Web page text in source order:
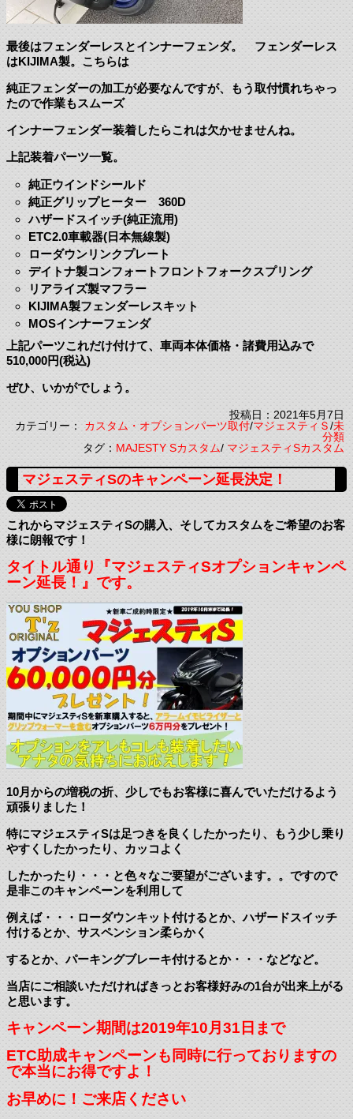
最後はフェンダーレスとインナーフェンダ。 フェンダーレス
はKIJIMA製。こちらは
純正フェンダーの加工が必要なんですが、もう取付慣れちゃっ
たので作業もスムーズ
インナーフェンダー装着したらこれは欠かせませんね。
上記装着パーツ一覧。
純正ウインドシールド
純正グリップヒーター 360D
ハザードスイッチ(純正流用)
ETC2.0車載器(日本無線製)
ローダウンリンクプレート
デイトナ製コンフォートフロントフォークスプリング
リアライズ製マフラー
KIJIMA製フェンダーレスキット
MOSインナーフェンダ
上記パーツこれだけ付けて、車両本体価格・諸費用込みで
510,000円(税込)
ぜひ、いかがでしょう。
投稿日：2021年5月7日
カテゴリー：カスタム・オプションパーツ取付/マジェスティＳ/未
分類
タグ：MAJESTY Sカスタム/マジェスティSカスタム
マジェスティSのキャンペーン延長決定！
これからマジェスティSの購入、そしてカスタムをご希望のお客
様に朗報です！
タイトル通り『マジェスティSオプションキャンペ
ーン延長！』です。
10月からの増税の折、少しでもお客様に喜んでいただけるよう
頑張りました！
特にマジェスティSは足つきを良くしたかったり、もう少し乗り
やすくしたかったり、カッコよく
したかったり・・・と色々なご要望がございます。。ですので
是非このキャンペーンを利用して
例えば・・・ローダウンキット付けるとか、ハザードスイッチ
付けるとか、サスペンション柔らかく
するとか、パーキングブレーキ付けるとか・・・などなど。
当店にご相談いただければきっとお客様好みの1台が出来上がる
と思います。
キャンペーン期間は2019年10月31日まで
ETC助成キャンペーンも同時に行っておりますの
で本当にお得ですよ！
お早めに！ご来店ください